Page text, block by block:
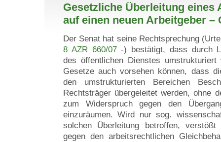
Gesetzliche Überleitung eines
auf einen neuen Arbeitgeber –
Der Senat hat seine Rechtsprechung
8 AZR 660/07-) bestätigt, dass durch
des öffentlichen Dienstes
Gesetze auch vorsehen können, dass
den umstrukturierten Bereichen
Rechtsträger übergeleitet werden, ohne
zum Widerspruch gegen den
einzuräumen. Wird nur sog.
solchen Überleitung betroffen,
gegen den arbeitsrechtlichen